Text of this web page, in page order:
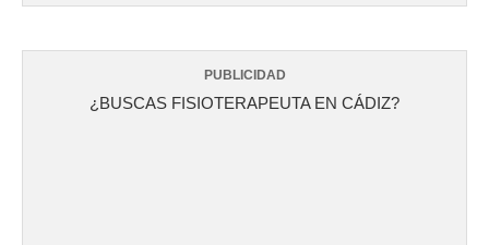
PUBLICIDAD
¿BUSCAS FISIOTERAPEUTA EN CÁDIZ?